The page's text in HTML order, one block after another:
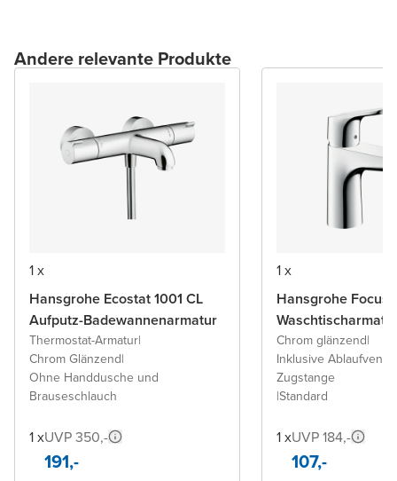
Andere relevante Produkte
1 x
Hansgrohe Ecostat 1001 CL
Aufputz-Badewannenarmatur
Thermostat-Armatur|
Chrom Glänzend|
Ohne Handdusche und
Brauseschlauch
1 xUVP 350,-
191,-
1 x
Hansgrohe Focus
Chrom glänzend|
Inklusive Ablaufventil
Zugstange
|Standard
1 xUVP 184,-
107,-